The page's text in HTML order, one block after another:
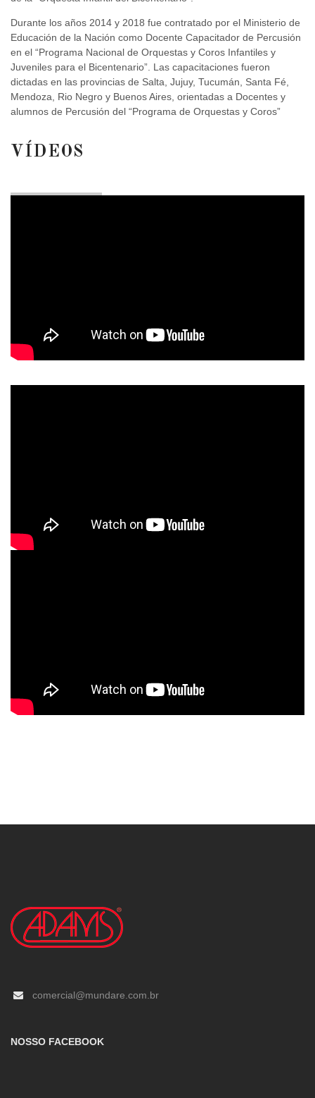
Durante los años 2014 y 2018 fue contratado por el Ministerio de
Educación de la Nación como Docente Capacitador de Percusión
en el “Programa Nacional de Orquestas y Coros Infantiles y
Juveniles para el Bicentenario”. Las capacitaciones fueron
dictadas en las provincias de Salta, Jujuy, Tucumán, Santa Fé,
Mendoza, Rio Negro y Buenos Aires, orientadas a Docentes y
alumnos de Percusión del “Programa de Orquestas y Coros”
VÍDEOS
comercial@mundare.com.br
NOSSO FACEBOOK